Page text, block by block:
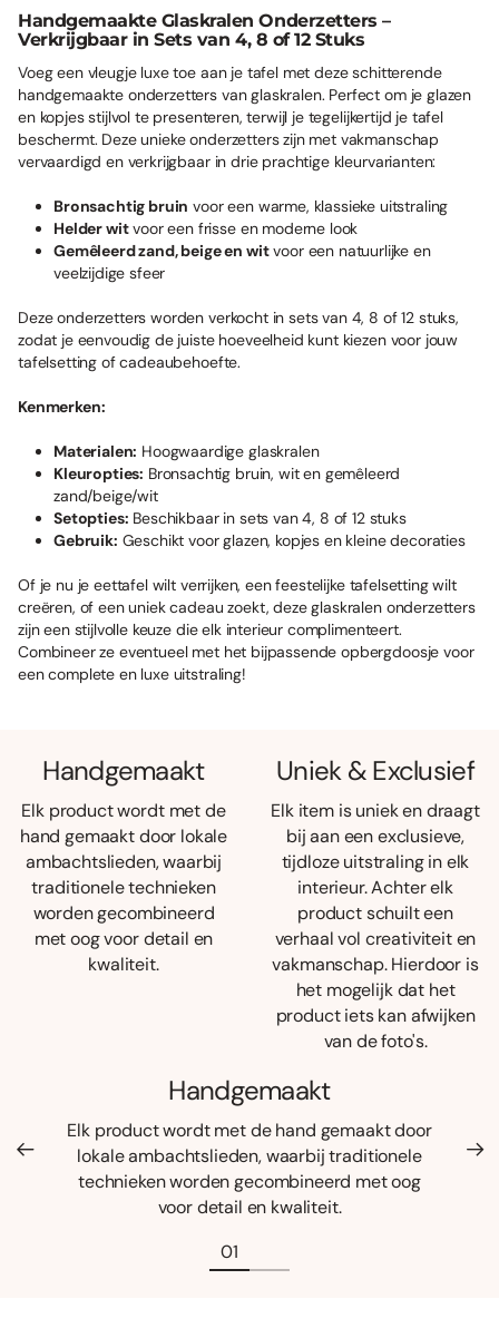
Handgemaakte Glaskralen Onderzetters –
Verkrijgbaar in Sets van 4, 8 of 12 Stuks
Voeg een vleugje luxe toe aan je tafel met deze schitterende
handgemaakte onderzetters van glaskralen. Perfect om je glazen
en kopjes stijlvol te presenteren, terwijl je tegelijkertijd je tafel
beschermt. Deze unieke onderzetters zijn met vakmanschap
vervaardigd en verkrijgbaar in drie prachtige kleurvarianten:
Bronsachtig bruin voor een warme, klassieke uitstraling
Helder witvoor een frisse en moderne look
Gemêleerd zand, beige en witvoor een natuurlijke en
veelzijdige sfeer
Deze onderzetters worden verkocht in sets van 4, 8 of 12 stuks,
zodat je eenvoudig de juiste hoeveelheid kunt kiezen voor jouw
tafelsetting of cadeaubehoefte.
Kenmerken:
Materialen: Hoogwaardige glaskralen
Kleuropties: Bronsachtig bruin, wit en gemêleerd
zand/beige/wit
Setopties: Beschikbaar in sets van 4, 8 of 12 stuks
Gebruik: Geschikt voor glazen, kopjes en kleine decoraties
Of je nu je eettafel wilt verrijken, een feestelijke tafelsetting wilt
creëren, of een uniek cadeau zoekt, deze glaskralen onderzetters
zijn een stijlvolle keuze die elk interieur complimenteert.
Combineer ze eventueel met het bijpassende opbergdoosje voor
een complete en luxe uitstraling!
Handgemaakt
Elk product wordt met de
hand gemaakt door lokale
ambachtslieden, waarbij
traditionele technieken
worden gecombineerd
met oog voor detail en
kwaliteit.
Uniek & Exclusief
Elk item is uniek en draagt
bij aan een exclusieve,
tijdloze uitstraling in elk
interieur. Achter elk
product schuilt een
verhaal vol creativiteit en
vakmanschap. Hierdoor is
het mogelijk dat het
product iets kan afwijken
van de foto's.
Handgemaakt
Elk product wordt met de hand gemaakt door
lokale ambachtslieden, waarbij traditionele
technieken worden gecombineerd met oog
voor detail en kwaliteit.